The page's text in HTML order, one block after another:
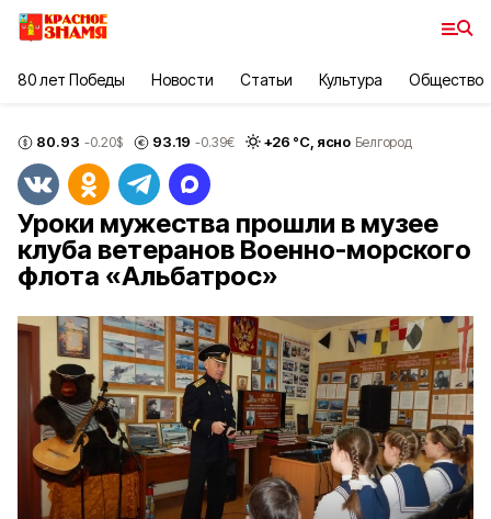
80 лет Победы Новости Статьи Культура Общество
80.93 -0.20$ 93.19 -0.39€ +26 °С, ясно Белгород
Уроки мужества прошли в музее
клуба ветеранов Военно-морского
флота «Альбатрос»